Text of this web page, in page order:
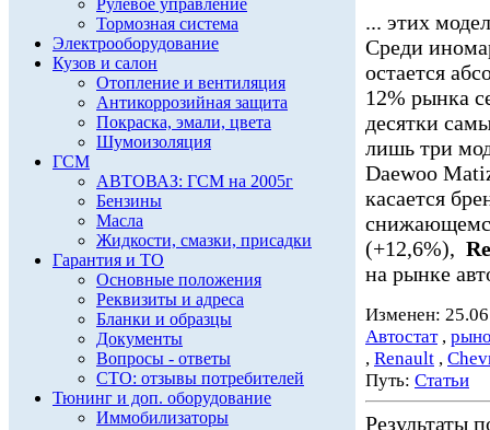
Рулевое управление
Тормозная система
Электрооборудование
Кузов и салон
Отопление и вентиляция
Антикоррозийная защита
Покраска, эмали, цвета
Шумоизоляция
ГСМ
АВТОВАЗ: ГСМ на 2005г
Бензины
Масла
Жидкости, смазки, присадки
Гарантия и ТО
Основные положения
Реквизиты и адреса
Бланки и образцы
Документы
Вопросы - ответы
СТО: отзывы потребителей
Тюнинг и доп. оборудование
Иммобилизаторы
... этих
Среди
остается
12% рынка
десятки
лишь три
Daewoo
касается
(+12,6%),
на рынке
Изменен:
Автостат,
, Renault ,
Путь: Статьи
Результаты